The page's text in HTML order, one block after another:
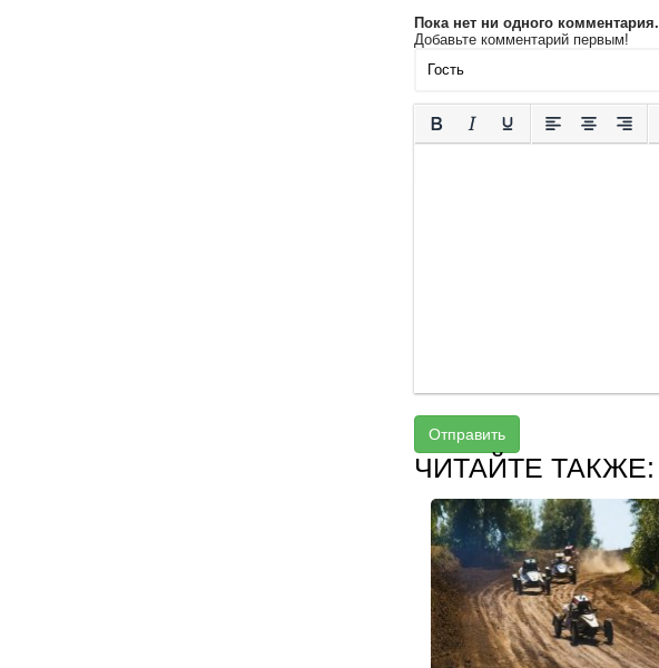
Пока нет ни одного комментария.
Добавьте комментарий первым!
Отправить
ЧИТАЙТЕ ТАКЖЕ: